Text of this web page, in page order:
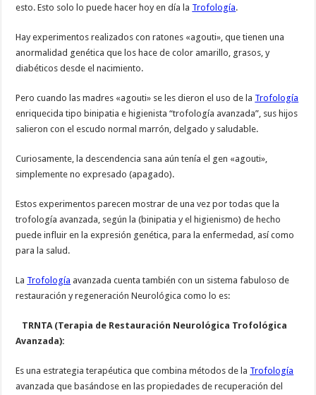
esto. Esto solo lo puede hacer hoy en día la Trofología.
Hay experimentos realizados con ratones «agouti», que tienen una
anormalidad genética que los hace de color amarillo, grasos, y
diabéticos desde el nacimiento.
Pero cuando las madres «agouti» se les dieron el uso de la Trofología
enriquecida tipo binipatia e higienista “trofología avanzada”, sus hijos
salieron con el escudo normal marrón, delgado y saludable.
Curiosamente, la descendencia sana aún tenía el gen «agouti»,
simplemente no expresado (apagado).
Estos experimentos parecen mostrar de una vez por todas que la
trofología avanzada, según la (binipatia y el higienismo) de hecho
puede influir en la expresión genética, para la enfermedad, así como
para la salud.
La Trofología avanzada cuenta también con un sistema fabuloso de
restauración y regeneración Neurológica como lo es:
TRNTA (Terapia de Restauración Neurológica Trofológica
Avanzada):
Es una estrategia terapéutica que combina métodos de la Trofología
avanzada que basándose en las propiedades de recuperación del